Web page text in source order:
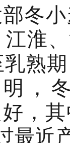
冬
淮
熟
，
，
最近